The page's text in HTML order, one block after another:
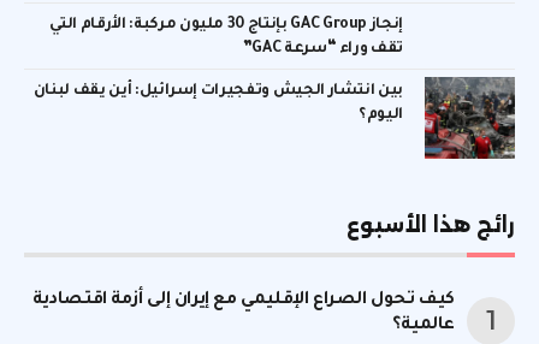
إنجاز GAC Group بإنتاج 30 مليون مركبة: الأرقام التي
تقف وراء “سرعة GAC”
بين انتشار الجيش وتفجيرات إسرائيل: أين يقف لبنان
اليوم؟
رائج هذا الأسبوع
كيف تحول الصراع الإقليمي مع إيران إلى أزمة اقتصادية
عالمية؟